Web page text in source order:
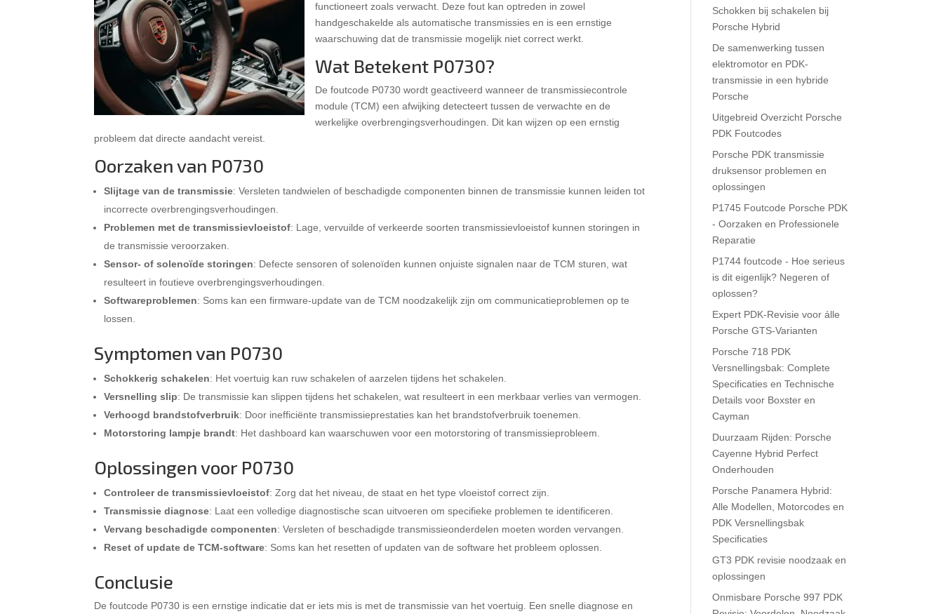
functioneert zoals verwacht. Deze fout kan optreden in zowel
handgeschakelde als automatische transmissies en is een ernstige
waarschuwing dat de transmissie mogelijk niet correct werkt.
Wat Betekent P0730?
De foutcode P0730 wordt geactiveerd wanneer de transmissiecontrole
module (TCM) een afwijking detecteert tussen de verwachte en de
werkelijke overbrengingsverhoudingen. Dit kan wijzen op een ernstig
probleem dat directe aandacht vereist.
Oorzaken van P0730
Slijtage van de transmissie: Versleten tandwielen of beschadigde componenten binnen de transmissie kunnen leiden tot
incorrecte overbrengingsverhoudingen.
Problemen met de transmissievloeistof: Lage, vervuilde of verkeerde soorten transmissievloeistof kunnen storingen in
de transmissie veroorzaken.
Sensor- of solenoïde storingen: Defecte sensoren of solenoïden kunnen onjuiste signalen naar de TCM sturen, wat
resulteert in foutieve overbrengingsverhoudingen.
Softwareproblemen: Soms kan een firmware-update van de TCM noodzakelijk zijn om communicatieproblemen op te
lossen.
Symptomen van P0730
Schokkerig schakelen: Het voertuig kan ruw schakelen of aarzelen tijdens het schakelen.
Versnelling slip: De transmissie kan slippen tijdens het schakelen, wat resulteert in een merkbaar verlies van vermogen.
Verhoogd brandstofverbruik: Door inefficiënte transmissieprestaties kan het brandstofverbruik toenemen.
Motorstoring lampje brandt: Het dashboard kan waarschuwen voor een motorstoring of transmissieprobleem.
Oplossingen voor P0730
Controleer de transmissievloeistof: Zorg dat het niveau, de staat en het type vloeistof correct zijn.
Transmissie diagnose: Laat een volledige diagnostische scan uitvoeren om specifieke problemen te identificeren.
Vervang beschadigde componenten: Versleten of beschadigde transmissieonderdelen moeten worden vervangen.
Reset of update de TCM-software: Soms kan het resetten of updaten van de software het probleem oplossen.
Conclusie
De foutcode P0730 is een ernstige indicatie dat er iets mis is met de transmissie van het voertuig. Een snelle diagnose en
Schokken bij schakelen bij
Porsche Hybrid
De samenwerking tussen
elektromotor en PDK-
transmissie in een hybride
Porsche
Uitgebreid Overzicht Porsche
PDK Foutcodes
Porsche PDK transmissie
druksensor problemen en
oplossingen
P1745 Foutcode Porsche PDK
- Oorzaken en Professionele
Reparatie
P1744 foutcode - Hoe serieus
is dit eigenlijk? Negeren of
oplossen?
Expert PDK-Revisie voor álle
Porsche GTS-Varianten
Porsche 718 PDK
Versnellingsbak: Complete
Specificaties en Technische
Details voor Boxster en
Cayman
Duurzaam Rijden: Porsche
Cayenne Hybrid Perfect
Onderhouden
Porsche Panamera Hybrid:
Alle Modellen, Motorcodes en
PDK Versnellingsbak
Specificaties
GT3 PDK revisie noodzaak en
oplossingen
Onmisbare Porsche 997 PDK